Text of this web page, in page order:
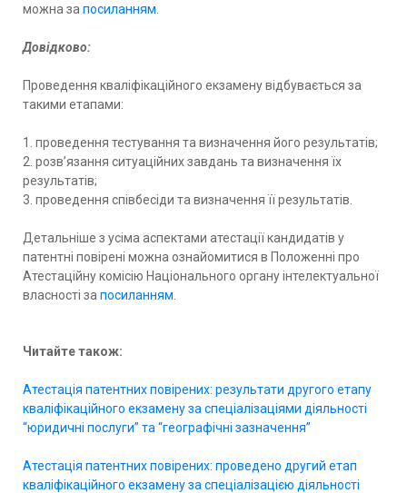
можна за посиланням
Довідково:
Проведення кваліфікаційного екзамену відбувається за
такими етапами:
1. проведення тестування та визначення його результатів;
2. розв’язання ситуаційних завдань та визначення їх
результатів;
3. проведення співбесіди та визначення її результатів.
Детальніше з усіма аспектами атестації кандидатів у
патентні повірені можна ознайомитися в Положенні про
Атестаційну комісію Національного органу інтелектуальної
власності за посиланням
Читайте також:
Атестація патентних повірених: результати другого етапу
кваліфікаційного екзамену за спеціалізаціями діяльності
“юридичні послуги” та “географічні зазначення”
Атестація патентних повірених: проведено другий етап
кваліфікаційного екзамену за спеціалізацією діяльності